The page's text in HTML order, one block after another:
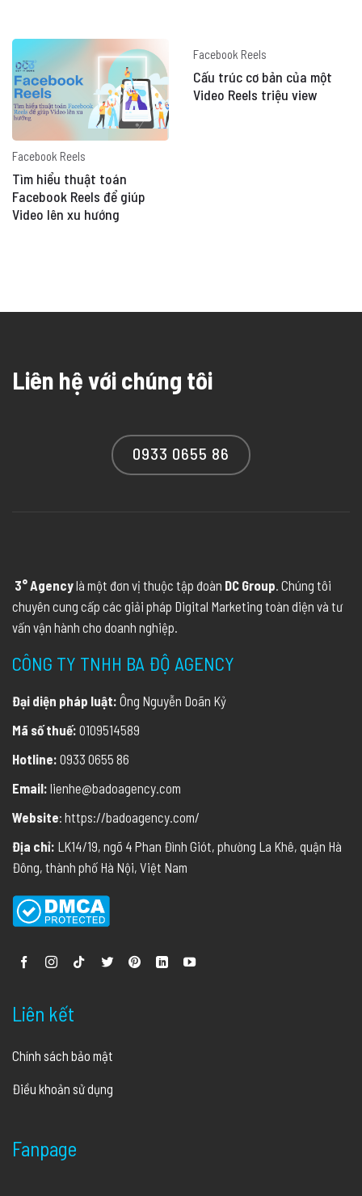
Facebook Reels
Tìm hiểu thuật toán
Facebook Reels để giúp
Video lên xu hướng
Facebook Reels
Cấu trúc cơ bản của một
Video Reels triệu view
Liên hệ với chúng tôi
0933 0655 86
3° Agencylà một đơn vị thuộc tập đoàn DC Group . Chúng tôi
chuyên cung cấp các giải pháp Digital Marketing toàn diện và tư
vấn vận hành cho doanh nghiệp.
CÔNG TY TNHH BA ĐỘ AGENCY
Đại diện pháp luật: Ông Nguyễn Doãn Kỷ
Mã số thuế: 0109514589
Hotline: 0933 0655 86
Email: lienhe@badoagency.com
Website: https://badoagency.com/
Địa chỉ: LK14/19, ngõ 4 Phan Đình Giót, phường La Khê, quận Hà
Đông, thành phố Hà Nội, Việt Nam
Liên kết
Chính sách bảo mật
Điều khoản sử dụng
Fanpage